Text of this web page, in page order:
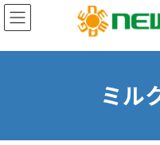
コ
ン
ン
ナ
ビ
ー
ミル